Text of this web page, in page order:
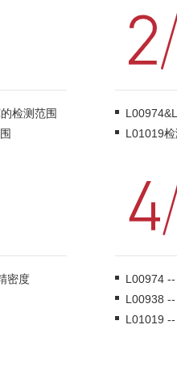
检测范围
L01019
密度
L00974 --
L00938 --
L01019